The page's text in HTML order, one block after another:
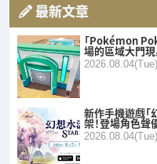
最新文章
「Pokémon
場的區域大門
2026.08.04(Tue)
新作手機遊戲「
架！登場角色
2026.08.04(Tue)